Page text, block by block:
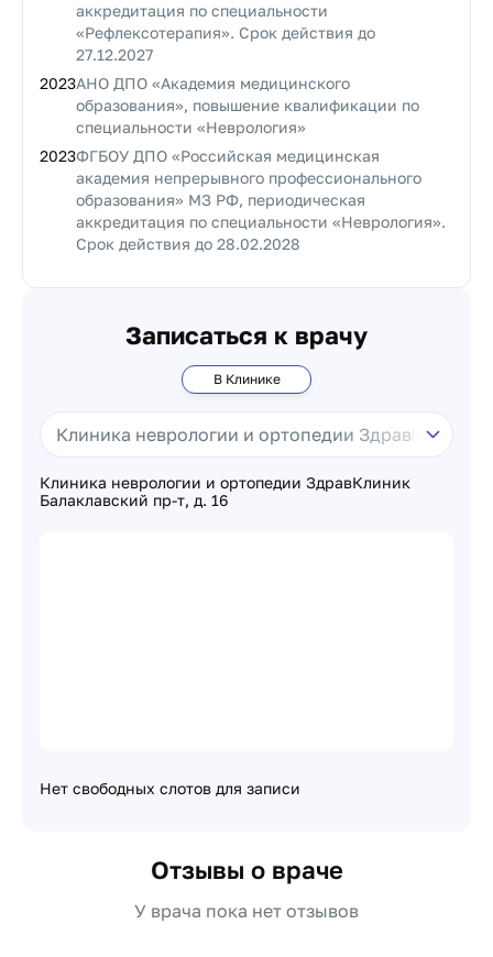
аккредитация по специальности
«Рефлексотерапия». Срок действия до
27.12.2027
2023АНО ДПО «Академия медицинского
образования», повышение квалификации по
специальности «Неврология»
2023ФГБОУ ДПО «Российская медицинская
академия непрерывного профессионального
образования» МЗ РФ, периодическая
аккредитация по специальности «Неврология».
Срок действия до 28.02.2028
Записаться к врачу
В Клинике
Клиника неврологии и ортопедии ЗдравКлиник
Балаклавский пр-т, д. 16
Нет свободных слотов для записи
Отзывы о враче
У врача пока нет отзывов